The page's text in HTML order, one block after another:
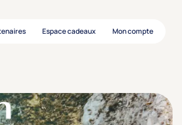
Espace cadeaux Mon compte